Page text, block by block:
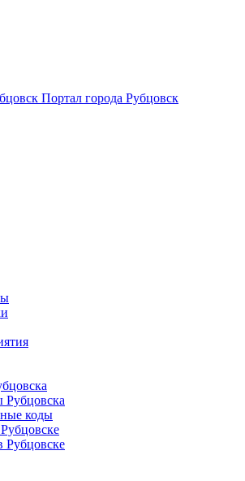
Портал города Рубцовск
Рубцовска
коды
Рубцовске